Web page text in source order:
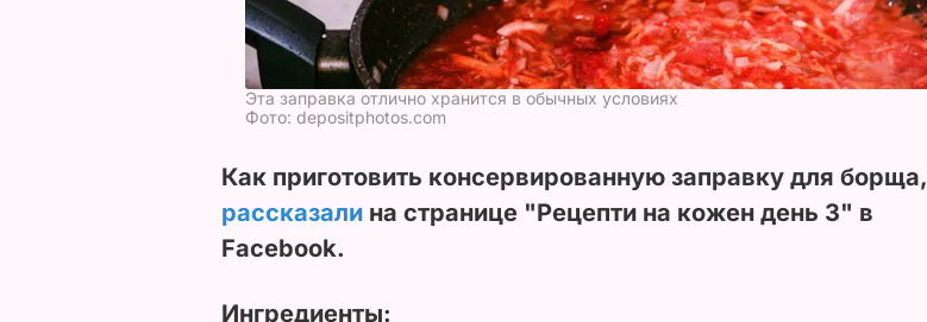
Эта заправка отлично хранится в обычных условиях
Фото: depositphotos.com
Как приготовить консервированную заправку для борща,
рассказали на странице "Рецепти на кожен день 3" в
Facebook.
Ингредиенты: